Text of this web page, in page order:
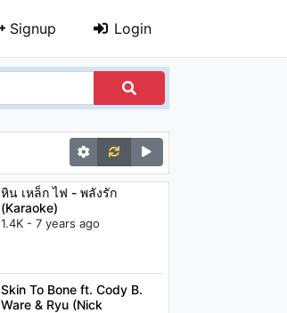
Signup Login
หิน เหล็ก ไฟ - พลังรัก
(Karaoke)
1.4K - 7 years ago
Skin To Bone ft. Cody B.
Ware & Ryu (Nick